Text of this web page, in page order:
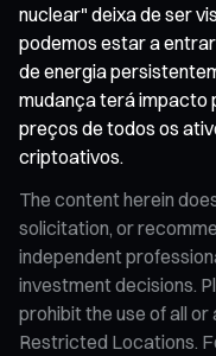
nuclear" deixa de ser
podemos estar a
de energia
mudança terá impacto
preços de todos os
criptoativos.
The content herein
solicitation, or
independent
investment decisions.
prohibit the use of all
Restricted Locations.